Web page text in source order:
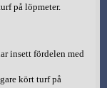
på löpmeter.
insett fördelen med
kört turf på